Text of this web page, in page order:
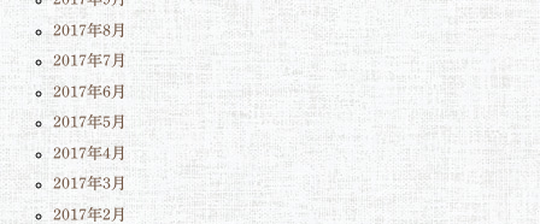
2017年8月
2017年7月
2017年6月
2017年5月
2017年4月
2017年3月
2017年2月